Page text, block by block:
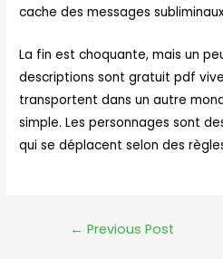
cache des messages
La fin est choquante, mais un
descriptions sont gratuit pdf
transportent dans un autre
simple. Les personnages sont
qui se déplacent selon des
← Previous Post